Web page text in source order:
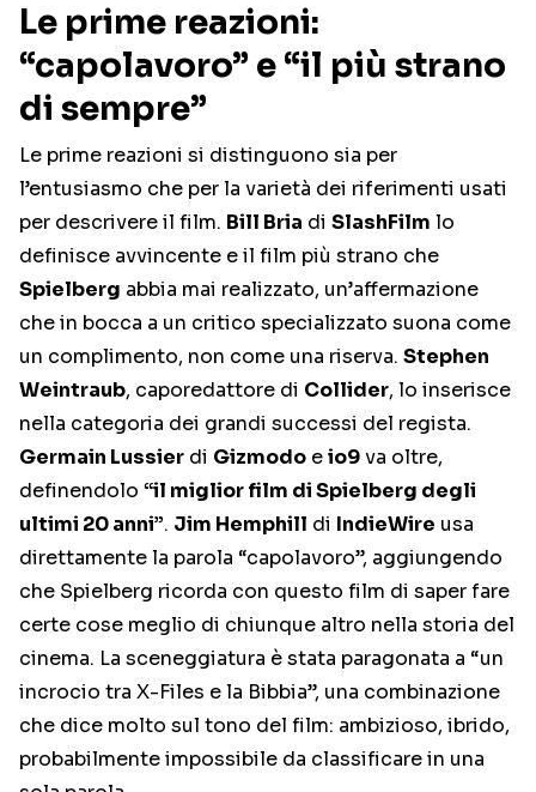
Le prime reazioni:
“capolavoro” e “il più strano
di sempre”
Le prime reazioni si distinguono sia per
l’entusiasmo che per la varietà dei riferimenti usati
per descrivere il film. Bill Bria di SlashFilm lo
definisce avvincente e il film più strano che
Spielberg abbia mai realizzato, un’affermazione
che in bocca a un critico specializzato suona come
un complimento, non come una riserva. Stephen
Weintraub, caporedattore di Collider, lo inserisce
nella categoria dei grandi successi del regista.
Germain Lussier di Gizmodo eio9va oltre,
definendolo “il miglior film di Spielberg degli
ultimi 20 anni”. Jim Hemphill di IndieWire usa
direttamente la parola “capolavoro”, aggiungendo
che Spielberg ricorda con questo film di saper fare
certe cose meglio di chiunque altro nella storia del
cinema. La sceneggiatura è stata paragonata a “un
incrocio tra X-Files e la Bibbia”, una combinazione
che dice molto sul tono del film: ambizioso, ibrido,
probabilmente impossibile da classificare in una